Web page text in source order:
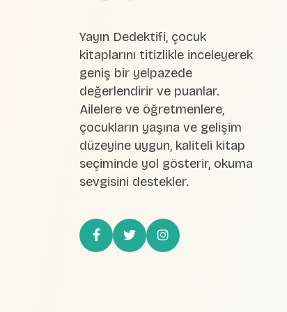
Yayın Dedektifi, çocuk
kitaplarını titizlikle inceleyerek
geniş bir yelpazede
değerlendirir ve puanlar.
Ailelere ve öğretmenlere,
çocukların yaşına ve gelişim
düzeyine uygun, kaliteli kitap
seçiminde yol gösterir, okuma
sevgisini destekler.